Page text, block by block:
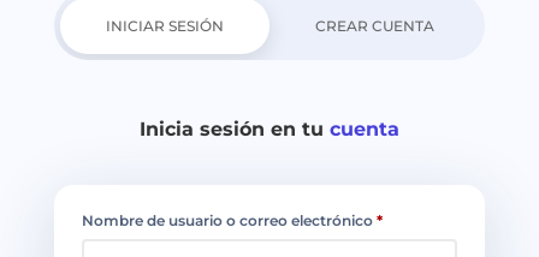
INICIAR SESIÓN CREAR CUENTA
Inicia sesión en tu cuenta
Nombre de usuario o correo electrónico *